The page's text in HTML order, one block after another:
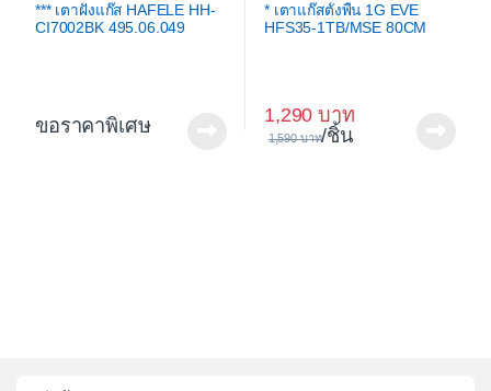
*** เตาฝังแก๊ส HAFELE HH-
CI7002BK 495.06.049
ขอราคาพิเศษ
* เตาแก๊สตั้งพื้น 1G EVE
HFS35-1TB/MSE 80CM
1,290
1,590 /ชิ้น